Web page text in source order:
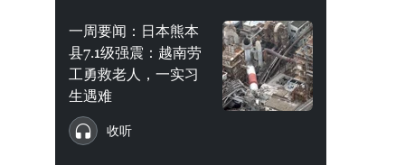
一周要闻：日本熊本
县7.1级强震：越南劳
工勇救老人，一实习
生遇难
收听